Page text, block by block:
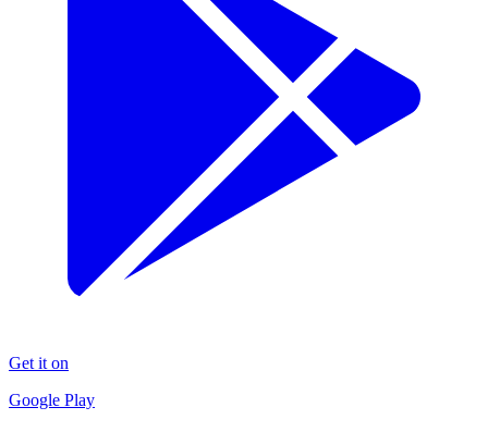
Get it on
Google Play